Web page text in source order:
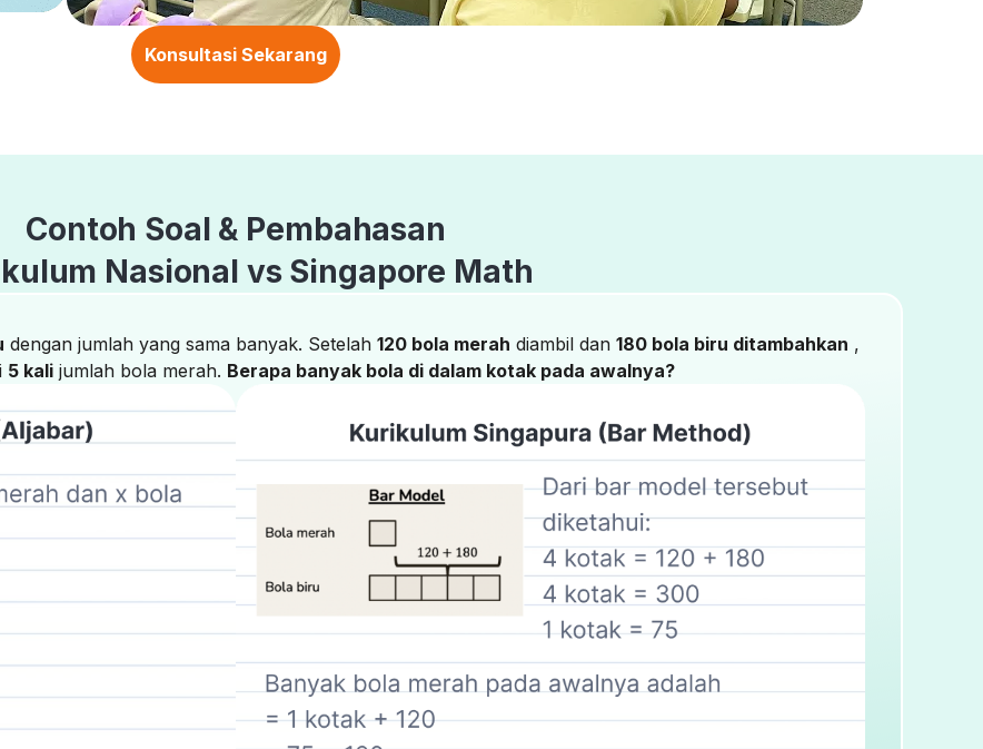
Konsultasi Sekarang
Contoh Soal & Pembahasan
Nasional vs Singapore Math
dengan jumlah yang sama banyak. Setelah 120 bola merah diambil dan 180 bola biru ditambahkan ,
5 kali jumlah bola merah. Berapa banyak bola di dalam kotak pada awalnya?